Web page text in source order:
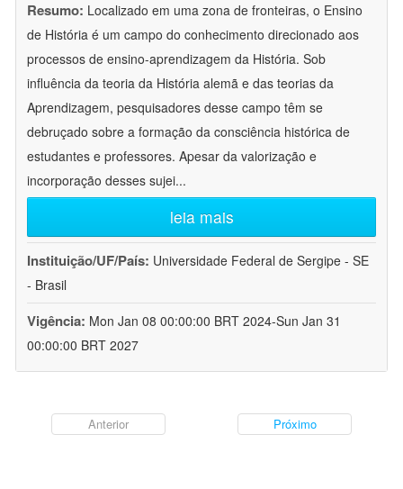
Resumo: Localizado em uma zona de fronteiras, o Ensino
de História é um campo do conhecimento direcionado aos
processos de ensino-aprendizagem da História. Sob
influência da teoria da História alemã e das teorias da
Aprendizagem, pesquisadores desse campo têm se
debruçado sobre a formação da consciência histórica de
estudantes e professores. Apesar da valorização e
incorporação desses sujei...
leia mais
Instituição/UF/País: Universidade Federal de Sergipe - SE
- Brasil
Vigência: Mon Jan 08 00:00:00 BRT 2024-Sun Jan 31
00:00:00 BRT 2027
Anterior Próximo